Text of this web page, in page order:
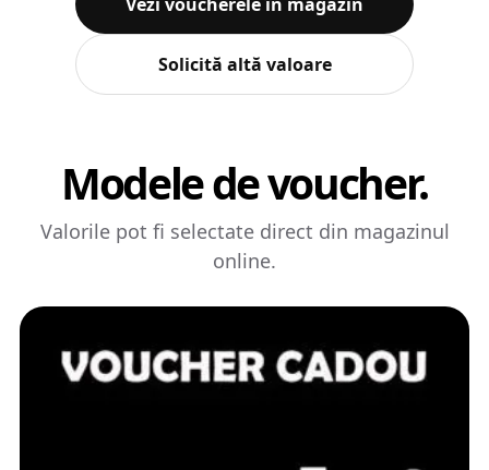
Solicită altă valoare
Modele de voucher.
Valorile pot fi selectate direct din magazinul
online.